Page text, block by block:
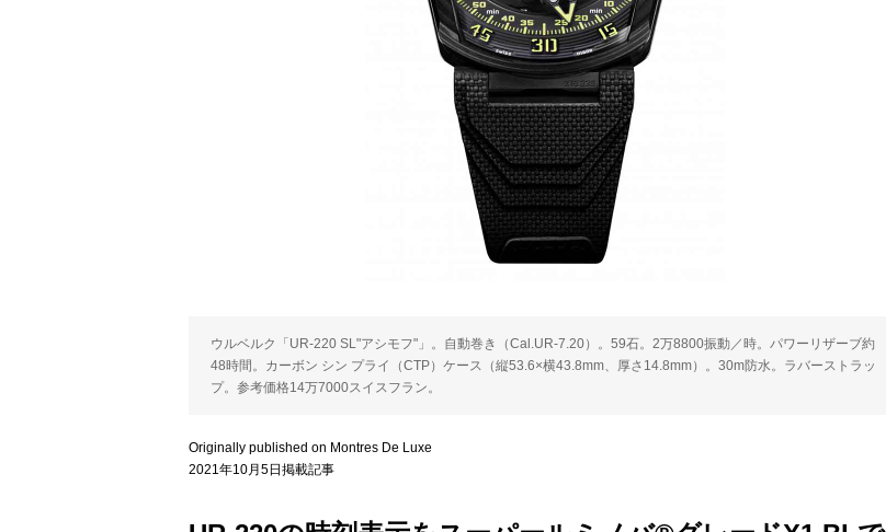
ウルベルク「UR-220 SL"アシモフ"」。自動巻き（Cal.UR-7.20）。59石。2万8800振動／時。パワーリザーブ約
48時間。カーボン シン プライ（CTP）ケース（縦53.6×横43.8mm、厚さ14.8mm）。30m防水。ラバーストラッ
プ。参考価格14万7000スイスフラン。
Originally published on Montres De Luxe
2021年10月5日掲載記事